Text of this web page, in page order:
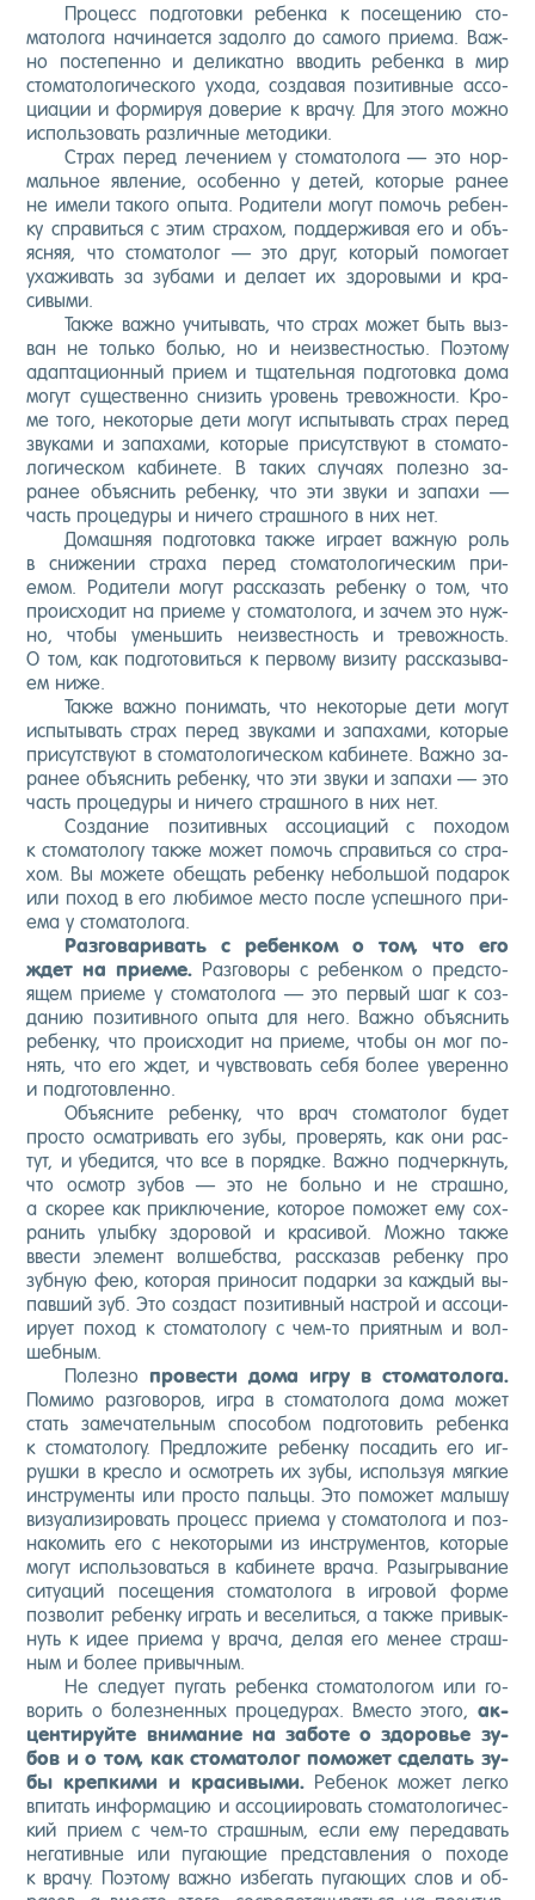
Про­цесс под­го­тов­ки ре­бен­ка к по­сеще­нию сто­
мато­лога на­чина­ет­ся за­дол­го до са­мого при­ема. Важ­
но пос­те­пен­но и де­ликат­но вво­дить ре­бен­ка в мир
сто­мато­логи­чес­ко­го ухо­да, соз­да­вая по­зитив­ные ас­со­
ци­ации и фор­ми­руя до­верие к вра­чу. Для это­го мож­но
ис­поль­зо­вать раз­личные ме­тоди­ки.
Страх пе­ред ле­чени­ем у сто­мато­лога — это нор­
маль­ное яв­ле­ние, осо­бен­но у де­тей, ко­торые ра­нее
не име­ли та­кого опы­та. Ро­дите­ли мо­гут по­мочь ре­бен­
ку спра­вить­ся с этим стра­хом, под­держи­вая его и объ­
яс­няя, что сто­мато­лог — это друг, ко­торый по­мога­ет
уха­живать за зу­бами и де­ла­ет их здо­ровы­ми и кра­
сивы­ми.
Так­же важ­но учи­тывать, что страх мо­жет быть выз­
ван не толь­ко болью, но и не­из­вес­тностью. По­это­му
адап­та­ци­он­ный при­ем и тща­тель­ная под­го­тов­ка до­ма
мо­гут су­щес­твен­но сни­зить уро­вень тре­вож­ности. Кро­
ме то­го, не­кото­рые де­ти мо­гут ис­пы­тывать страх пе­ред
зву­ками и за­паха­ми, ко­торые при­сутс­тву­ют в сто­мато­
логи­чес­ком ка­бине­те. В та­ких слу­ча­ях по­лез­но за­
ранее объ­яс­нить ре­бен­ку, что эти зву­ки и за­пахи —
часть про­цеду­ры и ни­чего страш­но­го в них нет.
До­маш­няя под­го­тов­ка так­же иг­ра­ет важ­ную роль
в сни­жении стра­ха пе­ред сто­мато­логи­чес­ким при­
емом. Ро­дите­ли мо­гут рас­ска­зать ре­бен­ку о том, что
про­ис­хо­дит на при­еме у сто­мато­лога, и за­чем это нуж­
но, что­бы умень­шить не­из­вес­тность и тре­вож­ность.
О том, как под­го­товить­ся к пер­во­му ви­зиту рас­ска­зыва­
ем ни­же.
Так­же важ­но по­нимать, что не­кото­рые де­ти мо­гут
ис­пы­тывать страх пе­ред зву­ками и за­паха­ми, ко­торые
при­сутс­тву­ют в сто­мато­логи­чес­ком ка­бине­те. Важ­но за­
ранее объ­яс­нить ре­бен­ку, что эти зву­ки и за­пахи — это
часть про­цеду­ры и ни­чего страш­но­го в них нет.
Соз­да­ние по­зитив­ных ас­со­ци­аций с по­ходом
к сто­мато­логу так­же мо­жет по­мочь спра­вить­ся со стра­
хом. Вы мо­жете обе­щать ре­бен­ку не­боль­шой по­дарок
или по­ход в его лю­бимое мес­то пос­ле ус­пешно­го при­
ема у сто­мато­лога.
Раз­го­вари­вать с ре­бен­ком о том, что его
ждет на при­еме. Раз­го­воры с ре­бен­ком о пред­сто­
ящем при­еме у сто­мато­лога — это пер­вый шаг к соз­
да­нию по­зитив­но­го опы­та для не­го. Важ­но объ­яс­нить
ре­бен­ку, что про­ис­хо­дит на при­еме, что­бы он мог по­
нять, что его ждет, и чувс­тво­вать се­бя бо­лее уве­рен­но
и под­го­тов­ленно.
Объ­яс­ни­те ре­бен­ку, что врач сто­мато­лог бу­дет
прос­то ос­матри­вать его зу­бы, про­верять, как они рас­
тут, и убе­дит­ся, что все в по­ряд­ке. Важ­но под­чер­кнуть,
что ос­мотр зу­бов — это не боль­но и не страш­но,
а ско­рее как прик­лю­чение, ко­торое по­может ему сох­
ра­нить улыб­ку здо­ровой и кра­сивой. Мож­но так­же
ввес­ти эле­мент вол­шебс­тва, рас­ска­зав ре­бен­ку про
зуб­ную фею, ко­торая при­носит по­дар­ки за каж­дый вы­
пав­ший зуб. Это соз­даст по­зитив­ный нас­трой и ас­со­ци­
иру­ет по­ход к сто­мато­логу с чем-то при­ят­ным и вол­
шебным.
По­лез­но про­вес­ти до­ма иг­ру в сто­мато­лога.
По­мимо раз­го­воров, иг­ра в сто­мато­лога до­ма мо­жет
стать за­меча­тель­ным спо­собом под­го­товить ре­бен­ка
к сто­мато­логу. Пред­ло­жите ре­бен­ку по­садить его иг­
рушки в крес­ло и ос­мотреть их зу­бы, ис­поль­зуя мяг­кие
инс­тру­мен­ты или прос­то паль­цы. Это по­может ма­лышу
ви­зу­али­зиро­вать про­цесс при­ема у сто­мато­лога и поз­
на­комить его с не­кото­рыми из инс­тру­мен­тов, ко­торые
мо­гут ис­поль­зо­вать­ся в ка­бине­те вра­ча. Ра­зыг­ры­вание
си­ту­аций по­сеще­ния сто­мато­лога в иг­ро­вой фор­ме
поз­во­лит ре­бен­ку иг­рать и ве­селить­ся, а так­же при­вык­
нуть к идее при­ема у вра­ча, де­лая его ме­нее страш­
ным и бо­лее при­выч­ным.
Не сле­ду­ет пу­гать ре­бен­ка сто­мато­логом или го­
ворить о бо­лез­ненных про­цеду­рах. Вмес­то это­го, ак­
центи­руй­те вни­мание на за­боте о здо­ровье зу­
бов и о том, как сто­мато­лог по­может сде­лать зу­
бы креп­ки­ми и кра­сивы­ми.Ре­бенок мо­жет лег­ко
впи­тать ин­форма­цию и ас­со­ци­иро­вать сто­мато­логи­чес­
кий при­ем с чем-то страш­ным, ес­ли ему пе­реда­вать
не­гатив­ные или пу­га­ющие пред­став­ле­ния о по­ходе
к вра­чу. По­это­му важ­но из­бе­гать пу­га­ющих слов и об­